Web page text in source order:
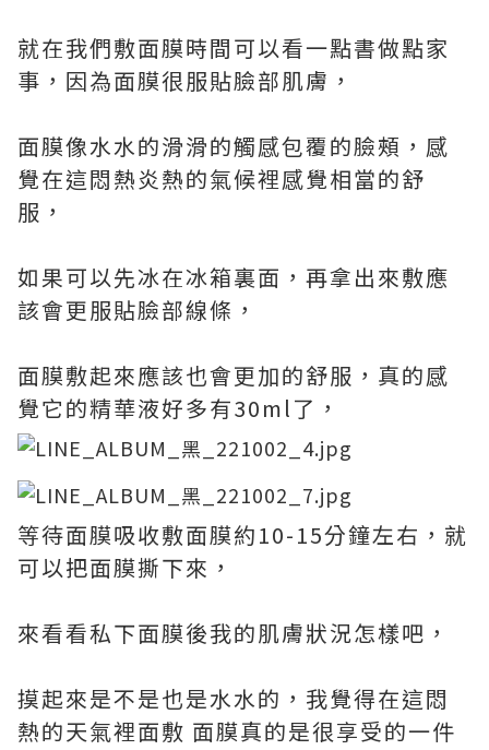
就在我們敷面膜時間可以看一點書做點家
事，因為面膜很服貼臉部肌膚，
面膜像水水的滑滑的觸感包覆的臉頰，感
覺在這悶熱炎熱的氣候裡感覺相當的舒
服，
如果可以先冰在冰箱裏面，再拿出來敷應
該會更服貼臉部線條，
面膜敷起來應該也會更加的舒服，真的感
覺它的精華液好多有30ml了，
等待面膜吸收敷面膜約10-15分鐘左右，就
可以把面膜撕下來，
來看看私下面膜後我的肌膚狀況怎樣吧，
摸起來是不是也是水水的，我覺得在這悶
熱的天氣裡面敷 面膜真的是很享受的一件